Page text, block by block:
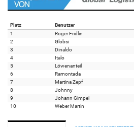
Platz Benutzer
1
Roger Fridlin
2
Globsi
3
Dinaldo
4
Italo
5
Löwenanteil
6
Ramontada
7
Martina Zepf
8
Johnny
9
Johann Gimpel
10
Weber Martin